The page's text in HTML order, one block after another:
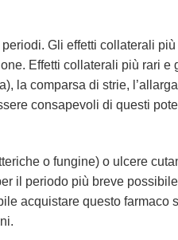
Gli effetti collaterali
Effetti collaterali più rari e
la comparsa di strie,
consapevoli di questi
o fungine) o ulcere
il periodo più breve
acquistare questo farmaco